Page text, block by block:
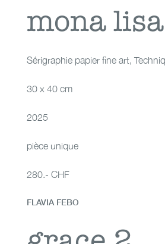
mona lisa 2
mona
Sérigraphie papier fine art,
30 x 40 cm
2025
pièce unique
280.- CHF
grace 2
FLAVIA FEBO